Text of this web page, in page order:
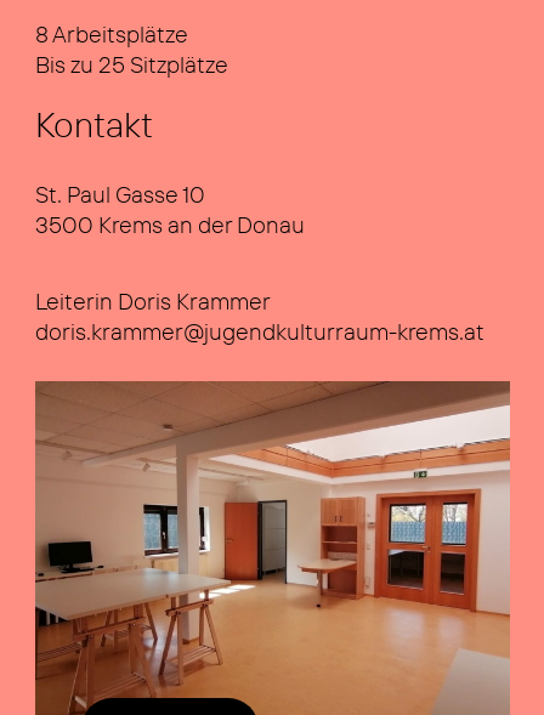
8 Arbeits­plät­ze
Bis zu 25 Sitz­plät­ze
Kon­takt
St. Paul Gas­se 10
3500 Krems an der Donau
Lei­te­rin Doris Kram­mer
doris.krammer@jugendkulturraum-krems.at